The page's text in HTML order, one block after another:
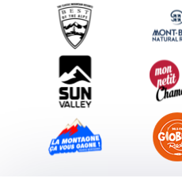
Service groupes et séminaires
Scaricare
Turismo e disabilità